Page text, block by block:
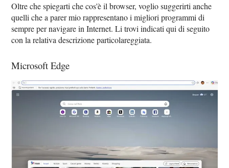
Oltre che spiegarti che cos'è il browser, voglio suggerirti anche
quelli che a parer mio rappresentano i migliori programmi di
sempre per navigare in Internet. Li trovi indicati qui di seguito
con la relativa descrizione particolareggiata.
Microsoft Edge